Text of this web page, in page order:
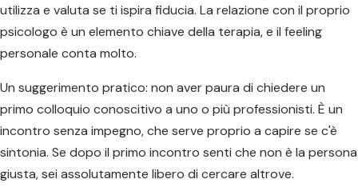
utilizza e valuta se ti ispira fiducia. La relazione con il proprio
psicologo è un elemento chiave della terapia, e il feeling
personale conta molto.
Un suggerimento pratico: non aver paura di chiedere un
primo colloquio conoscitivo a uno o più professionisti. È un
incontro senza impegno, che serve proprio a capire se c'è
sintonia. Se dopo il primo incontro senti che non è la persona
giusta, sei assolutamente libero di cercare altrove.